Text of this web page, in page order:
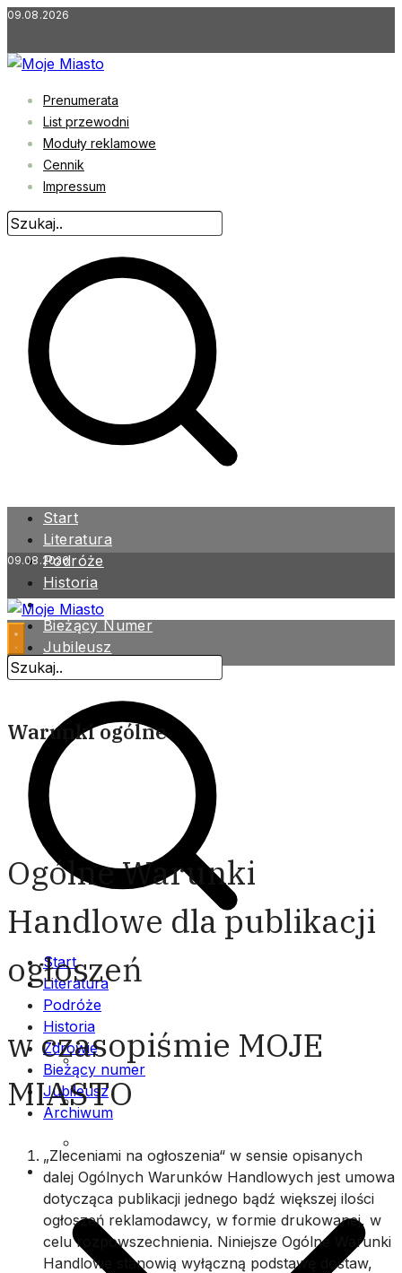
Przejdź
treści
09.08.2026
Prenumerata
List przewodni
Moduły reklamowe
Cennik
Impressum
Start
Literatura
Podróże
Historia
Zdrowie
Bieżący Numer
Jubileusz
Archiwum
Archiwum (lata 2007 – 2013)
Archiwum (lata 2014 – 2020)
…
09.08.2026
Start
Literatura
Podróże
Historia
Zdrowie
Bieżący numer
Jubileusz
Archiwum
Warunki ogólne
Ogólne Warunki
Handlowe dla publikacji
ogłoszeń
w czasopiśmie MOJE
MIASTO
„Zleceniami na ogłoszenia“ w sensie opisanych
dalej Ogólnych Warunków Handlowych jest umowa
dotycząca publikacji jednego bądź większej ilości
ogłoszeń reklamodawcy, w formie drukowanej, w
celu rozpowszechnienia. Niniejsze Ogólne Warunki
Handlowe stanowią wyłączną podstawę dostaw,